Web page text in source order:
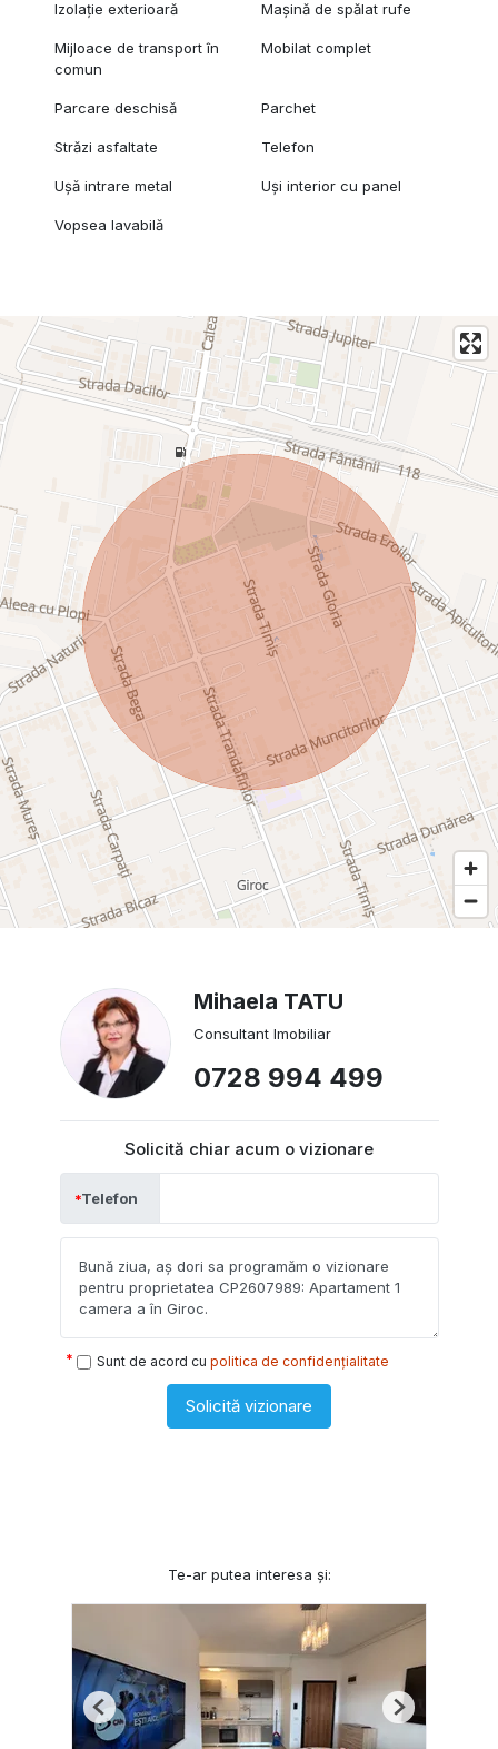
Izolație exterioară Mașină de spălat rufe
Mijloace de transport în
comun
Mobilat complet
Parcare deschisă Parchet
Străzi asfaltate Telefon
Ușă intrare metal Uși interior cu panel
Vopsea lavabilă
Mihaela TATU
Consultant Imobiliar
0728 994 499
Solicită chiar acum o vizionare
Telefon
Sunt de acord cu politica de confidențialitate
Solicită vizionare
Te-ar putea interesa și:
Previous Next